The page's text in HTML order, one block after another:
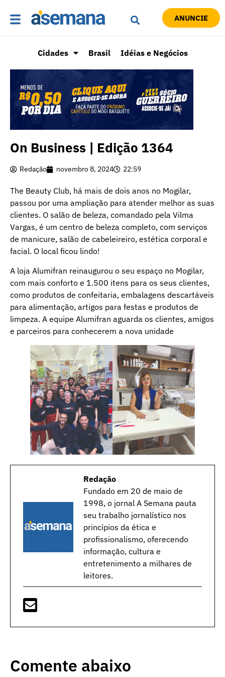
ANUNCIE
Cidades Brasil Idéias e Negócios
On Business | Edição 1364
Redação novembro 8, 2024 22:59
The Beauty Club, há mais de dois anos no Mogilar,
passou por uma ampliação para atender melhor as suas
clientes. O salão de beleza, comandado pela Vilma
Vargas, é um centro de beleza completo, com serviços
de manicure, salão de cabeleireiro, estética corporal e
facial. O local ficou lindo!
A loja Alumifran reinaugurou o seu espaço no Mogilar,
com mais conforto e 1.500 itens para os seus clientes,
como produtos de confeitaria, embalagens descartáveis
para alimentação, artigos para festas e produtos de
limpeza. A equipe Alumifran aguarda os clientes, amigos
e parceiros para conhecerem a nova unidade
Redação
Fundado em 20 de maio de
1998, o jornal A Semana pauta
seu trabalho jornalístico nos
princípios da ética e
profissionalismo, oferecendo
informação, cultura e
entretenimento a milhares de
leitores.
Comente abaixo